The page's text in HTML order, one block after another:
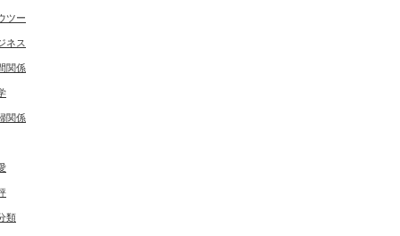
ツー
ネス
関係
関係
類